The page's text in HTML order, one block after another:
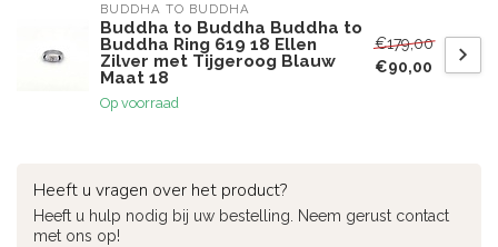
BUDDHA TO BUDDHA
Buddha to Buddha Buddha to
Buddha Ring 619 18 Ellen
Zilver met Tijgeroog Blauw
Maat 18
Op voorraad
€179,00
€90,00
Heeft u vragen over het product?
Heeft u hulp nodig bij uw bestelling. Neem gerust contact
met ons op!